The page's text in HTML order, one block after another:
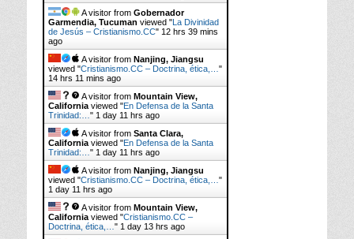
A visitor from Gobernador
Garmendia, Tucuman viewed "La Divinidad
de Jesús – Cristianismo.CC" 12 hrs 39 mins
ago
A visitor from Nanjing, Jiangsu
viewed "Cristianismo.CC – Doctrina, ética,… "
14 hrs 11 mins ago
A visitor from Mountain View,
California viewed "En Defensa de la Santa
Trinidad:… " 1 day 11 hrs ago
A visitor from Santa Clara,
California viewed "En Defensa de la Santa
Trinidad:… " 1 day 11 hrs ago
A visitor from Nanjing, Jiangsu
viewed "Cristianismo.CC – Doctrina, ética,… "
1 day 11 hrs ago
A visitor from Mountain View,
California viewed "Cristianismo.CC –
Doctrina, ética,… " 1 day 13 hrs ago